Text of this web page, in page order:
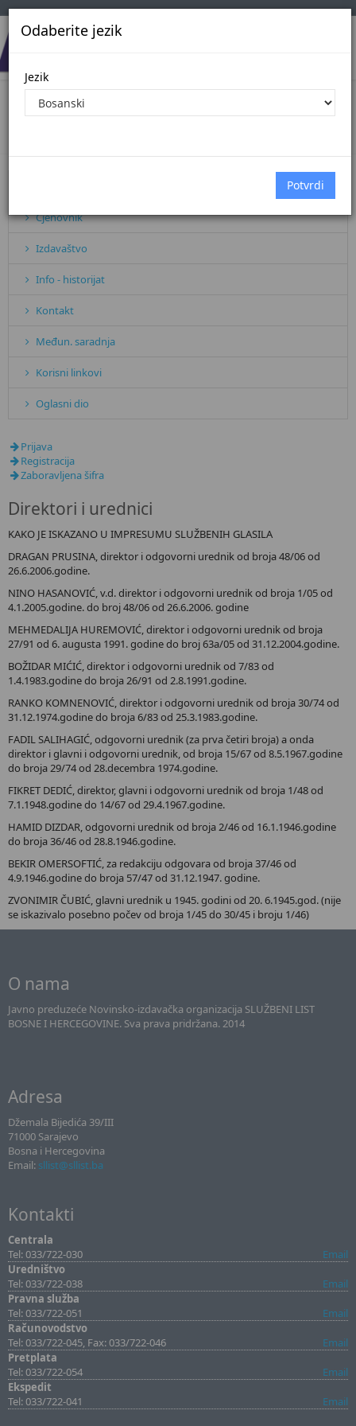
Odaberite jezik
Jezik
Direktori i urednici
Cjenovnik
Izdavaštvo
Info - historijat
Kontakt
Međun. saradnja
Korisni linkovi
Oglasni dio
Prijava
Registracija
Zaboravljena šifra
Direktori i urednici
KAKO JE ISKAZANO U IMPRESUMU SLUŽBENIH GLASILA
DRAGAN PRUSINA, direktor i odgovorni urednik od broja 48/06 od
26.6.2006.godine.
NINO HASANOVIĆ, v.d. direktor i odgovorni urednik od broja 1/05 od
4.1.2005.godine. do broj 48/06 od 26.6.2006. godine
MEHMEDALIJA HUREMOVIĆ, direktor i odgovorni urednik od broja
27/91 od 6. augusta 1991. godine do broj 63a/05 od 31.12.2004.godine.
BOŽIDAR MIĆIĆ, direktor i odgovorni urednik od 7/83 od
1.4.1983.godine do broja 26/91 od 2.8.1991.godine.
RANKO KOMNENOVIĆ, direktor i odgovorni urednik od broja 30/74 od
31.12.1974.godine do broja 6/83 od 25.3.1983.godine.
FADIL SALIHAGIĆ, odgovorni urednik (za prva četiri broja) a onda
direktor i glavni i odgovorni urednik, od broja 15/67 od 8.5.1967.godine
do broja 29/74 od 28.decembra 1974.godine.
FIKRET DEDIĆ, direktor, glavni i odgovorni urednik od broja 1/48 od
7.1.1948.godine do 14/67 od 29.4.1967.godine.
HAMID DIZDAR, odgovorni urednik od broja 2/46 od 16.1.1946.godine
do broja 36/46 od 28.8.1946.godine.
BEKIR OMERSOFTIĆ, za redakciju odgovara od broja 37/46 od
4.9.1946.godine do broja 57/47 od 31.12.1947. godine.
ZVONIMIR ČUBIĆ, glavni urednik u 1945. godini od 20. 6.1945.god. (nije
se iskazivalo posebno počev od broja 1/45 do 30/45 i broju 1/46)
O nama
Javno preduzeće Novinsko-izdavačka organizacija SLUŽBENI LIST
BOSNE I HERCEGOVINE. Sva prava pridržana. 2014
Adresa
Džemala Bijedića 39/III
71000 Sarajevo
Bosna i Hercegovina
Email: sllist@sllist.ba
Kontakti
Centrala
Tel: 033/722-030
Email
Uredništvo
Tel: 033/722-038
Email
Pravna služba
Tel: 033/722-051
Email
Računovodstvo
Tel: 033/722-045, Fax: 033/722-046
Email
Pretplata
Tel: 033/722-054
Email
Ekspedit
Tel: 033/722-041
Email